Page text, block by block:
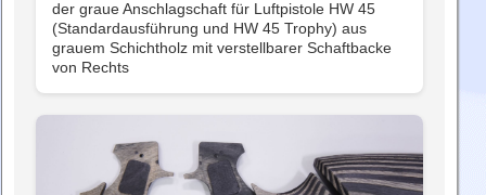
der graue Anschlagschaft für Luftpistole HW 45
(Standardausführung und HW 45 Trophy) aus
grauem Schichtholz mit verstellbarer Schaftbacke
von Rechts